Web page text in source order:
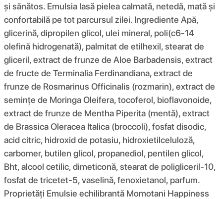
și sănătos. Emulsia lasă pielea calmată, netedă, mată și
confortabilă pe tot parcursul zilei. Ingrediente Apă,
glicerină, dipropilen glicol, ulei mineral, poli(c6-14
olefină hidrogenată), palmitat de etilhexil, stearat de
gliceril, extract de frunze de Aloe Barbadensis, extract
de fructe de Terminalia Ferdinandiana, extract de
frunze de Rosmarinus Officinalis (rozmarin), extract de
semințe de Moringa Oleifera, tocoferol, bioflavonoide,
extract de frunze de Mentha Piperita (mentă), extract
de Brassica Oleracea Italica (broccoli), fosfat disodic,
acid citric, hidroxid de potasiu, hidroxietilceluloză,
carbomer, butilen glicol, propanediol, pentilen glicol,
Bht, alcool cetilic, dimeticonă, stearat de poligliceril-10,
fosfat de tricetet-5, vaselină, fenoxietanol, parfum.
Proprietăți Emulsie echilibrantă Momotani Happiness